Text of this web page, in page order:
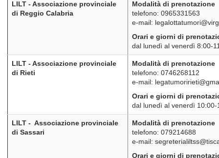
LILT - Associazione provinciale
di Reggio Calabria
Modalità di prenotazione
telefono: 0965331563
e-mail:
Orari e giorni di
dal lunedì al venerdì 8:00-
LILT - Associazione provinciale
di Rieti
Modalità di prenotazione
telefono: 0746268112
e-mail:
Orari e giorni di
dal lunedì al venerdì 10:00-
LILT - Associazione provinciale
di Sassari
Modalità di prenotazione
telefono: 079214688
e-mail:
Orari e giorni di